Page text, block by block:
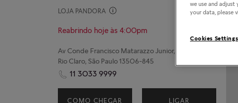
LOJA PANDORA
Reabrindo hoje às 4:00pm
Av Conde Francisco Matarazzo Junior, 205
Rio Claro, São Paulo 13506-845
11 3033 9999
COMO CHEGAR LIGAR
we use and adjust
your data, please
Cookies Settings